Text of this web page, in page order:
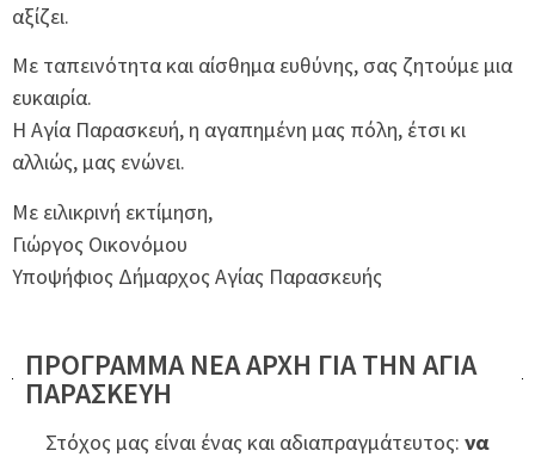
αξίζει.
Με ταπεινότητα και αίσθημα ευθύνης, σας ζητούμε μια
ευκαιρία.
Η Αγία Παρασκευή, η αγαπημένη μας πόλη, έτσι κι
αλλιώς, μας ενώνει.
Με ειλικρινή εκτίμηση,
Γιώργος Οικονόμου
Υποψήφιος Δήμαρχος Αγίας Παρασκευής
ΠΡΟΓΡΑΜΜΑ ΝΕΑ ΑΡΧΗ ΓΙΑ ΤΗΝ ΑΓΙΑ
ΠΑΡΑΣΚΕΥΗ
Στόχος μας είναι ένας και αδιαπραγμάτευτος: να